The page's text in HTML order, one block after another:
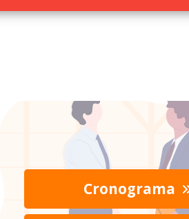
Cronograma